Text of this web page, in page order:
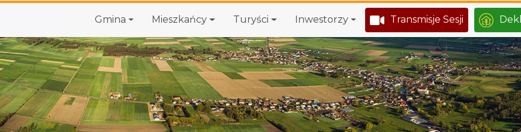
Gmina Mieszkańcy Turyści Inwestorzy Transmisje Sesji